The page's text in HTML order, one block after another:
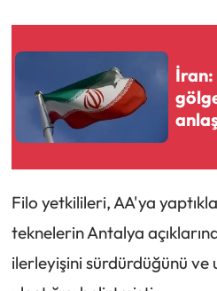
Filo yetkilileri, AA'ya
teknelerin Antalya
ilerleyişini sürdürdüğünü ve